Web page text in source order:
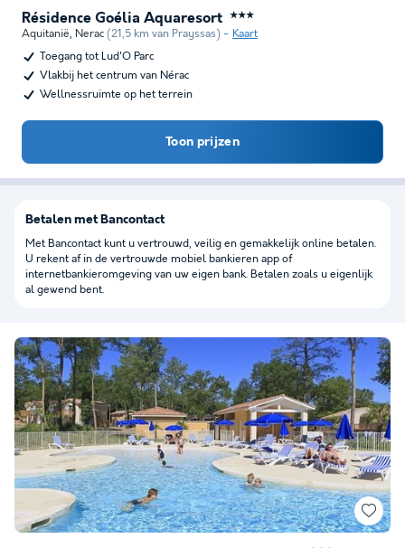
Résidence Goélia Aquaresort ★★★
Aquitanië, Nerac (21,5 km van Prayssas)
Kaart
Toegang tot Lud'O Parc
Vlakbij het centrum van Nérac
Wellnessruimte op het terrein
Toon prijzen
Betalen met Bancontact
Met Bancontact kunt u vertrouwd, veilig en gemakkelijk online betalen.
U rekent af in de vertrouwde mobiel bankieren app of
internetbankieromgeving van uw eigen bank. Betalen zoals u eigenlijk
al gewend bent.